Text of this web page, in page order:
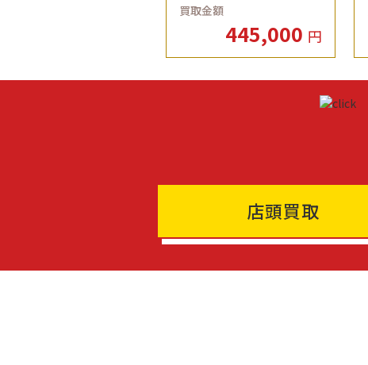
買取金額
445,000 円
店頭買取